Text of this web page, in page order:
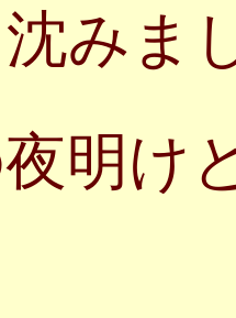
みま
明け